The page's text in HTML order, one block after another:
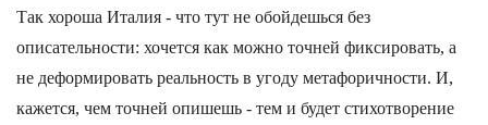
Так хороша Италия - что тут не обойдешься без
описательности: хочется как можно точней фиксировать, а
не деформировать реальность в угоду метафоричности. И,
кажется, чем точней опишешь - тем и будет стихотворение